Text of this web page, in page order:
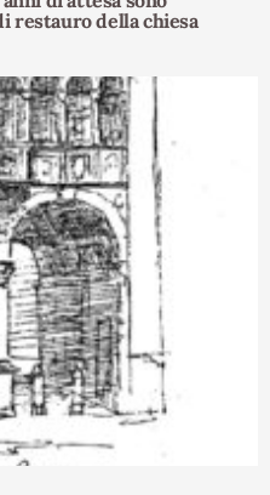
restauro della chiesa